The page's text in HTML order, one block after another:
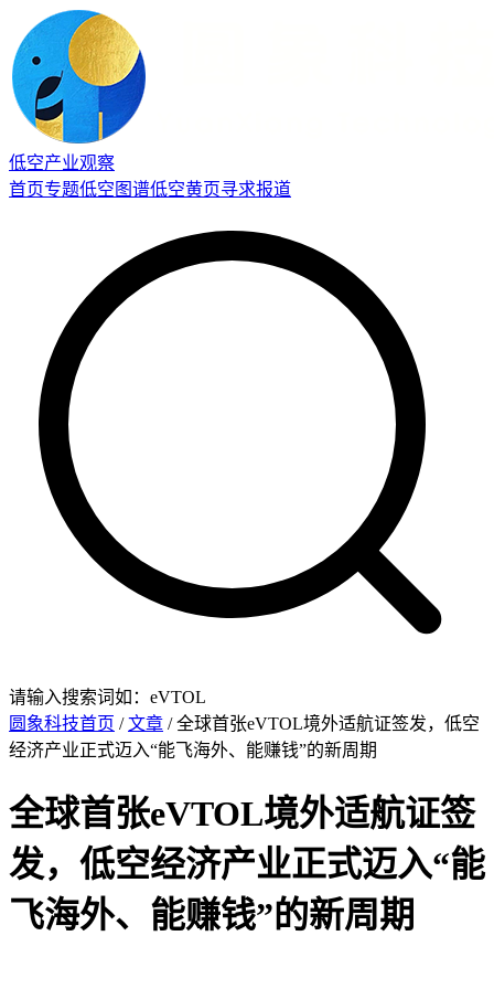
低空产业观察
首页专题低空图谱低空黄页寻求报道
请输入搜索词如：eVTOL
圆象科技首页 /文章 / 全球首张eVTOL境外适航证签发，低空
经济产业正式迈入“能飞海外、能赚钱”的新周期
全球首张eVTOL境外适航证签
发，低空经济产业正式迈入“能
飞海外、能赚钱”的新周期